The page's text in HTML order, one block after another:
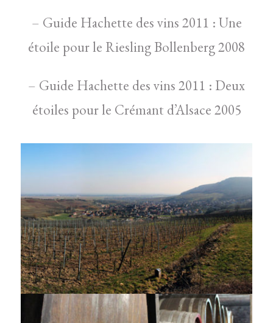
– Guide Hachette des vins 2011 : Une
étoile pour le Riesling Bollenberg 2008
– Guide Hachette des vins 2011 : Deux
étoiles pour le Crémant d’Alsace 2005